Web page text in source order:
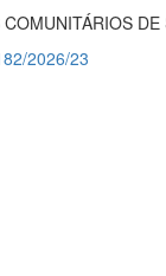
DE
2026/23